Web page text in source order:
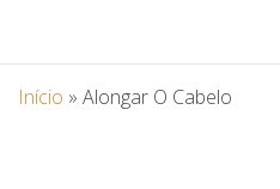
Início » Alongar O Cabelo